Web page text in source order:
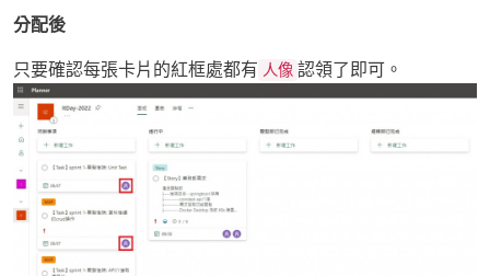
分配後
只要確認每張卡片的紅框處都有 人像 認領了即可。